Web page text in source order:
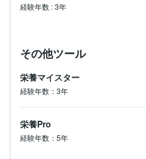
経験年数 :3年
その他ツール
栄養マイスター
経験年数：3年
栄養Pro
経験年数：5年